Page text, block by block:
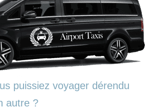
puissiez voyager dérendu
autre ?